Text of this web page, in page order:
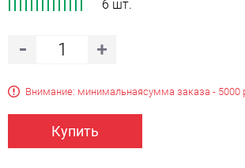
6 шт.
Внимание: минимальнаясумма заказа - 5000
Купить